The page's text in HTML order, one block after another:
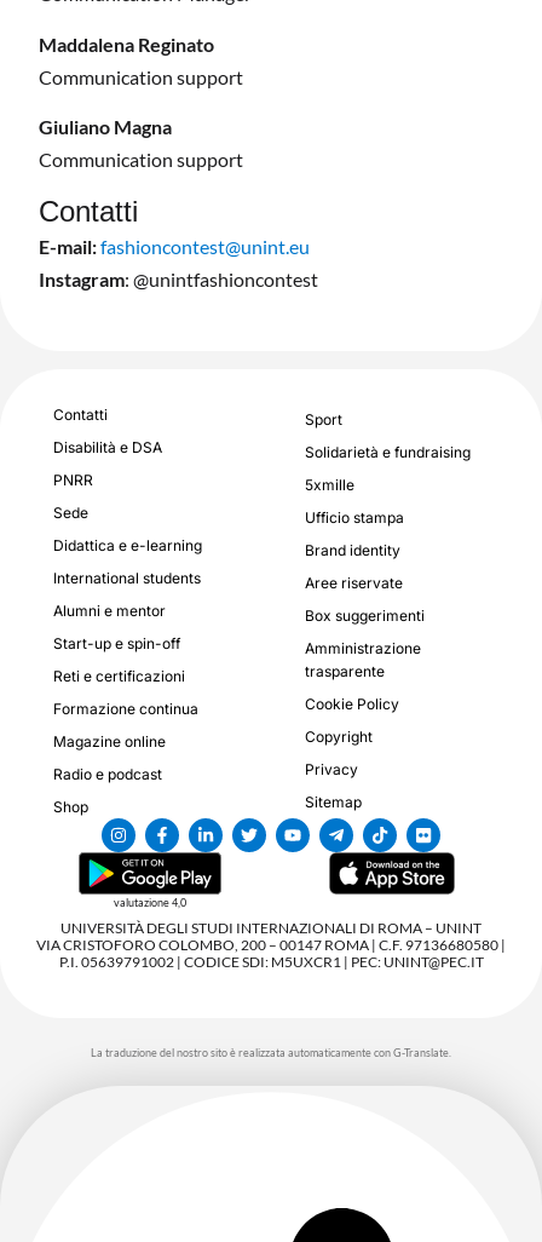
Maddalena Reginato
Communication support
Giuliano Magna
Communication support
Contatti
E-mail:fashioncontest@unint.eu
Instagram: @unintfashioncontest
Contatti
Disabilità e DSA
PNRR
Sede
Didattica e e-learning
International students
Alumni e mentor
Start-up e spin-off
Reti e certificazioni
Formazione continua
Magazine online
Radio e podcast
Shop
Sport
Solidarietà e fundraising
5xmille
Ufficio stampa
Brand identity
Aree riservate
Box suggerimenti
Amministrazione
trasparente
Cookie Policy
Copyright
Privacy
Sitemap
valutazione 4,0
UNIVERSITÀ DEGLI STUDI INTERNAZIONALI DI ROMA – UNINT
VIA CRISTOFORO COLOMBO, 200 – 00147 ROMA | C.F. 97136680580 |
P.I. 05639791002 | CODICE SDI: M5UXCR1 | PEC: UNINT@PEC.IT
La traduzione del nostro sito è realizzata automaticamente con G-Translate.